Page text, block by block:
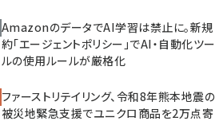
AmazonのデータでAI学習は禁止に。新規
約「エージェントポリシー」でAI・自動化ツー
ルの使用ルールが厳格化
ファーストリテイリング、令和8年熊本地震の
被災地緊急支援でユニクロ商品を2万点寄